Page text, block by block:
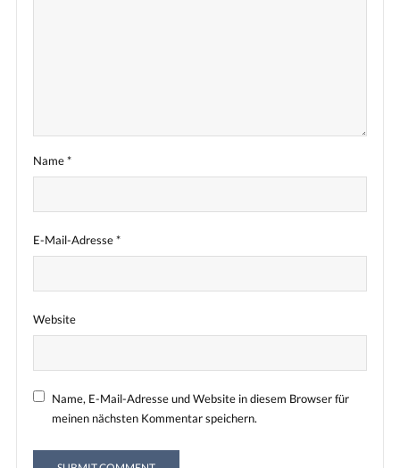
Name*
E-Mail-Adresse*
Website
Name, E-Mail-Adresse und Website in diesem Browser für
meinen nächsten Kommentar speichern.